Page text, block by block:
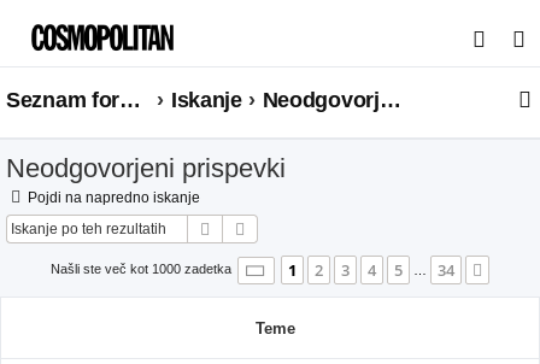
s
a
Seznam forumov Iskanje Neodgovorjeni prispevki
Neodgovorjeni prispevki
Pojdi na napredno iskanje
Iskanje
Našli ste več kot 1000 zadetka Stran 1od34
1 2 3 4 5 … 34
Teme